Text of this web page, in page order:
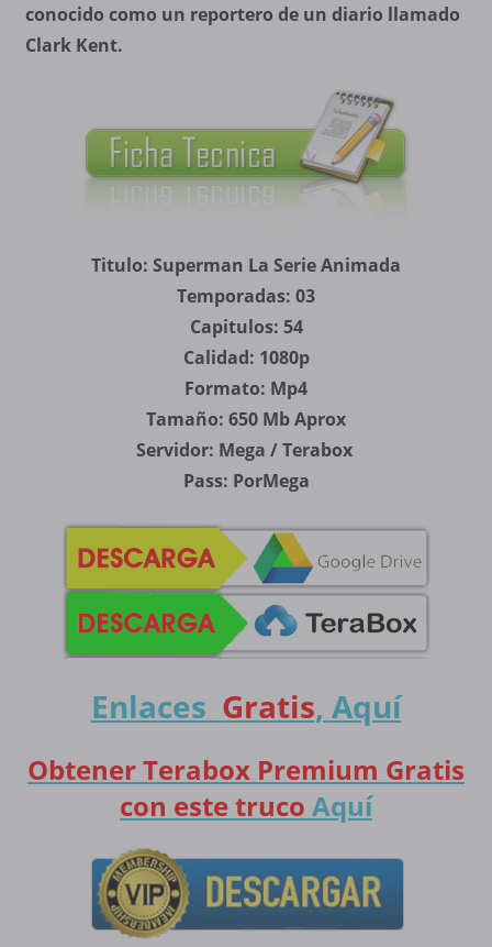
conocido como un reportero de un diario llamado
Clark Kent.
Titulo: Superman La Serie Animada
Temporadas: 03
Capitulos: 54
Calidad: 1080p
Formato: Mp4
Tamaño: 650 Mb Aprox
Servidor: Mega /Terabox
Pass: PorMega
Enlaces Gratis, Aquí
Obtener Terabox Premium Gratis
con este truco Aquí